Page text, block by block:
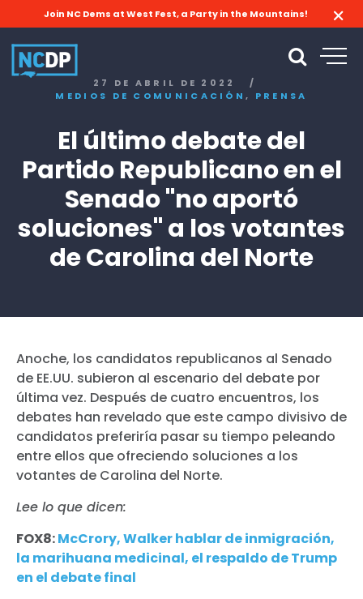
Join NC Dems at West Fest, a Party in the Mountains!
27 DE ABRIL DE 2022
/
MEDIOS DE COMUNICACIÓN, PRENSA
El último debate del
Partido Republicano en el
Senado "no aportó
soluciones" a los votantes
de Carolina del Norte
Anoche, los candidatos republicanos al Senado
de EE.UU. subieron al escenario del debate por
última vez. Después de cuatro encuentros, los
debates han revelado que este campo divisivo de
candidatos preferiría pasar su tiempo peleando
entre ellos que ofreciendo soluciones a los
votantes de Carolina del Norte.
Lee lo que dicen:
FOX8:McCrory, Walker hablar de inmigración,
la marihuana medicinal, el respaldo de Trump
en el debate final